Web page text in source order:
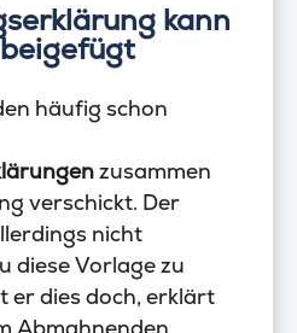
kann
häufig schon
zusammen
verschickt. Der
nicht
diese Vorlage zu
er dies doch, erklärt